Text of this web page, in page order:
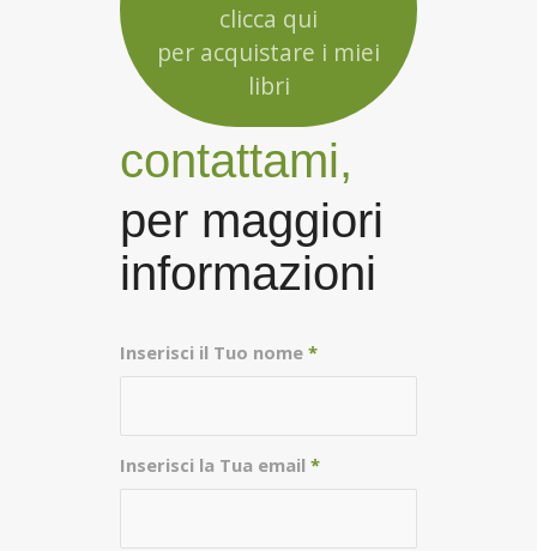
clicca qui
per acquistare i miei
libri
contattami,
per maggiori
informazioni
Inserisci il Tuo nome *
Inserisci la Tua email *